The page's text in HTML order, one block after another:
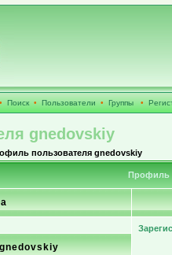
Поиск • Пользователи • Группы •
gnedovskiy
пользователя gnedovskiy
Профиль